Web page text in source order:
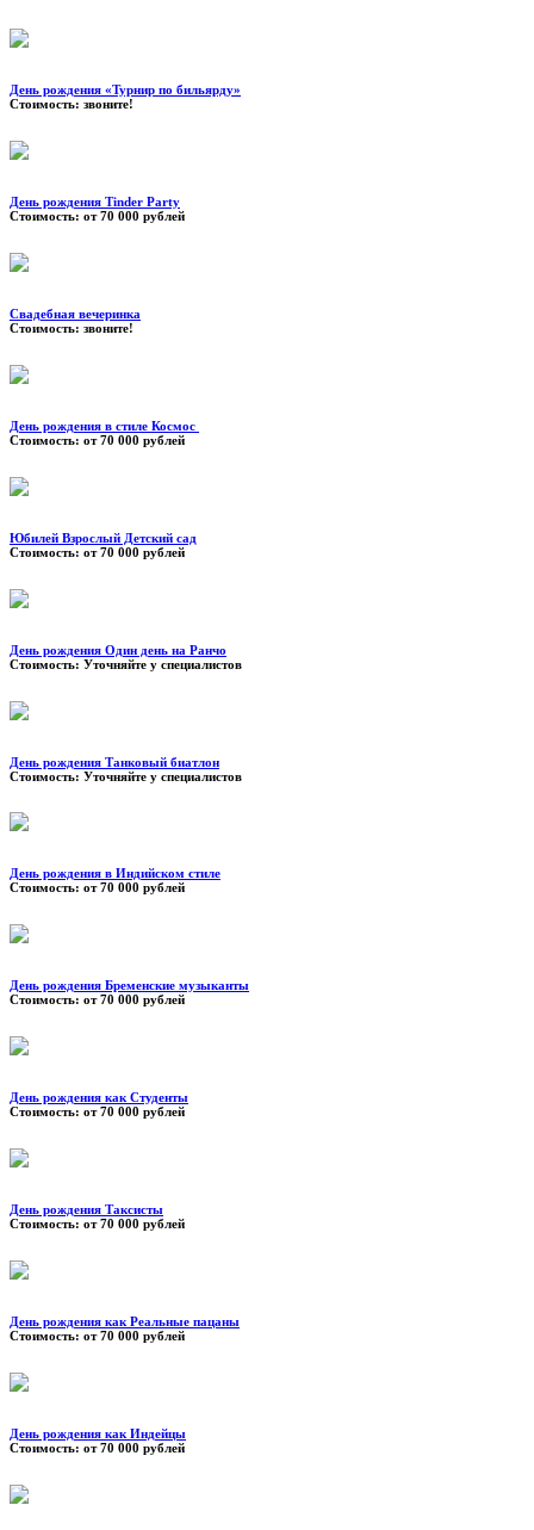
День рождения «Турнир по бильярду»
Стоимость: звоните!
День рождения Tinder Party
Стоимость: от 70 000 рублей
Свадебная вечеринка
Стоимость: звоните!
День рождения в стиле Космос
Стоимость: от 70 000 рублей
Юбилей Взрослый Детский сад
Стоимость: от 70 000 рублей
День рождения Один день на Ранчо
Стоимость: Уточняйте у специалистов
День рождения Танковый биатлон
Стоимость: Уточняйте у специалистов
День рождения в Индийском стиле
Стоимость: от 70 000 рублей
День рождения Бременские музыканты
Стоимость: от 70 000 рублей
День рождения как Студенты
Стоимость: от 70 000 рублей
День рождения Таксисты
Стоимость: от 70 000 рублей
День рождения как Реальные пацаны
Стоимость: от 70 000 рублей
День рождения как Индейцы
Стоимость: от 70 000 рублей